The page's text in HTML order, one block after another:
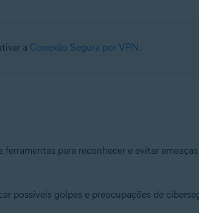
a Conexão Segura por VPN .
para reconhecer e evitar
possíveis golpes e preocupações de